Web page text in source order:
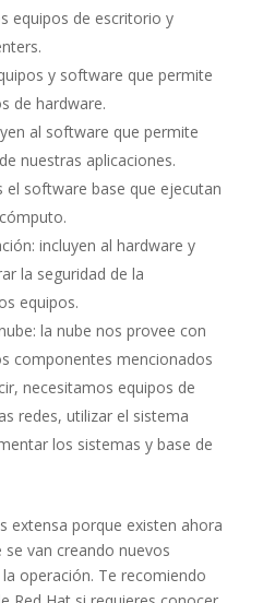
equipos de escritorio y
y software que permite
de hardware.
al software que permite
nuestras aplicaciones.
el software base que ejecutan
incluyen al hardware y
la seguridad de la
equipos.
la nube nos provee con
componentes mencionados
necesitamos equipos de
redes, utilizar el sistema
los sistemas y base de
extensa porque existen ahora
van creando nuevos
operación. Te recomiendo